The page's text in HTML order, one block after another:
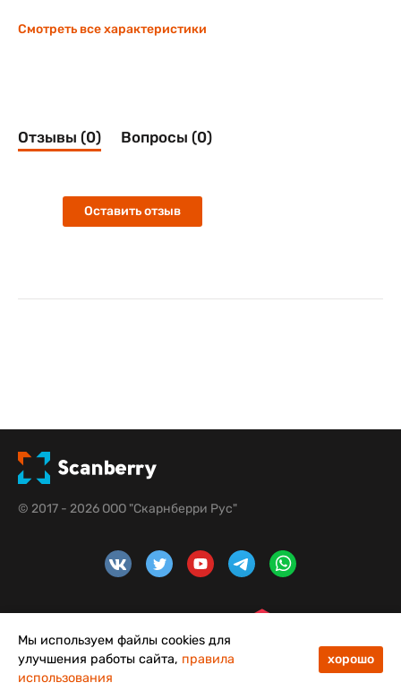
Смотреть все характеристики
Отзывы (0) Вопросы (0)
Оставить отзыв
© 2017 - 2026 ООО "Скарнберри Рус"
48
Мы используем файлы cookies для
улучшения работы сайта, правила
использования
хорошо